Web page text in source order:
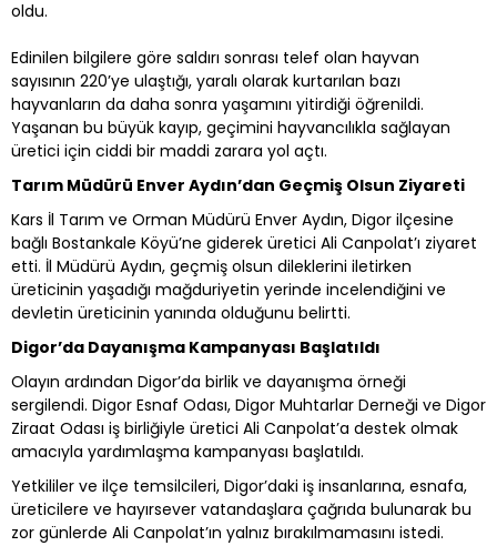
oldu.
Edinilen bilgilere göre saldırı sonrası telef olan hayvan
sayısının 220’ye ulaştığı, yaralı olarak kurtarılan bazı
hayvanların da daha sonra yaşamını yitirdiği öğrenildi.
Yaşanan bu büyük kayıp, geçimini hayvancılıkla sağlayan
üretici için ciddi bir maddi zarara yol açtı.
Tarım Müdürü Enver Aydın’dan Geçmiş Olsun Ziyareti
Kars İl Tarım ve Orman Müdürü Enver Aydın, Digor ilçesine
bağlı Bostankale Köyü’ne giderek üretici Ali Canpolat’ı ziyaret
etti. İl Müdürü Aydın, geçmiş olsun dileklerini iletirken
üreticinin yaşadığı mağduriyetin yerinde incelendiğini ve
devletin üreticinin yanında olduğunu belirtti.
Digor’da Dayanışma Kampanyası Başlatıldı
Olayın ardından Digor’da birlik ve dayanışma örneği
sergilendi. Digor Esnaf Odası, Digor Muhtarlar Derneği ve Digor
Ziraat Odası iş birliğiyle üretici Ali Canpolat’a destek olmak
amacıyla yardımlaşma kampanyası başlatıldı.
Yetkililer ve ilçe temsilcileri, Digor’daki iş insanlarına, esnafa,
üreticilere ve hayırsever vatandaşlara çağrıda bulunarak bu
zor günlerde Ali Canpolat’ın yalnız bırakılmamasını istedi.